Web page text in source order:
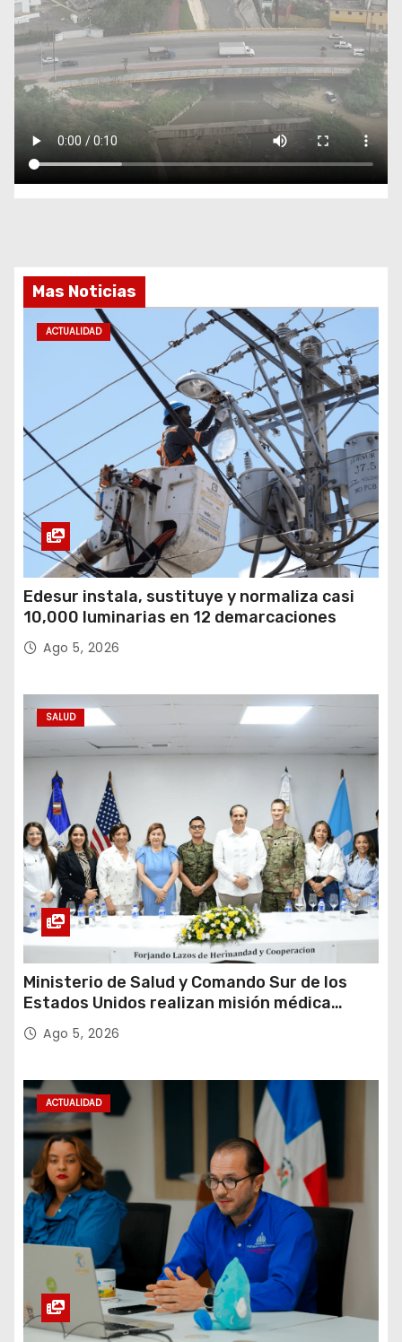
Mas Noticias
ACTUALIDAD
Edesur instala, sustituye y normaliza casi
10,000 luminarias en 12 demarcaciones
Ago 5, 2026
SALUD
Ministerio de Salud y Comando Sur de los
Estados Unidos realizan misión médica
Amistad 2026 en La Vega
Ago 5, 2026
ACTUALIDAD